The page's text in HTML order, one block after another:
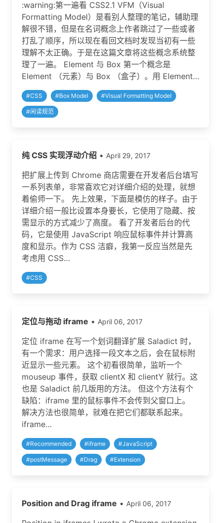
:warning:第一遍看 CSS2.1 VFM（Visual
Formatting Model）是看别人整理的笔记，辅助理
解很不错，但是在名词概念上作者跳过了一些或者
打乱了顺序，所以现在看回文档时发现当初有一些
理解不太正确。于是在这篇文章将这些概念系统整
理了一遍。 Element 与 Box 第一个概念是
Element （元素）与 Box （盒子）。用 Element…
#CSS #Box Model #Visual Formatting Model
#闲读规范
纯 CSS 实现浮动介绍 • April 29, 2017
把扩展上传到 Chrome 商店需要在开发者后台填写
一系列表单，非常喜欢它对详细介绍的处理，就想
着偷师一下。 先上效果，下面是模仿的样子。由于
详细介绍一般比设置本身要长，它使用了隐藏、按
需显示的方式减少了高度。 看了开发者后台的代
码，它是使用 JavaScript 响应鼠标事件并计算高
度和显示。作为 CSS 洁癖，我第一反应当然是先
考虑用 CSS…
#CSS
定位与拖动 iframe • April 06, 2017
定位 iframe 在写一个划词翻译扩展 Saladict 时，
有一个需求：用户选择一段文本之后，会在鼠标附
近显示一些元素。 这个初看很简单，监听一个
mouseup 事件，获取 clientX 和 clientY 就行。这
也是 Saladict 前几版用的方法。 但这个方法有个
缺陷：iframe 里的鼠标事件不会传到父窗口上。
解决方法也很简单，就难在把它们都联系起来。
iframe…
#Recommended #iframe #JavaScript
#postMessage #Drag #Extension
Position and Drag iframe • April 06, 2017